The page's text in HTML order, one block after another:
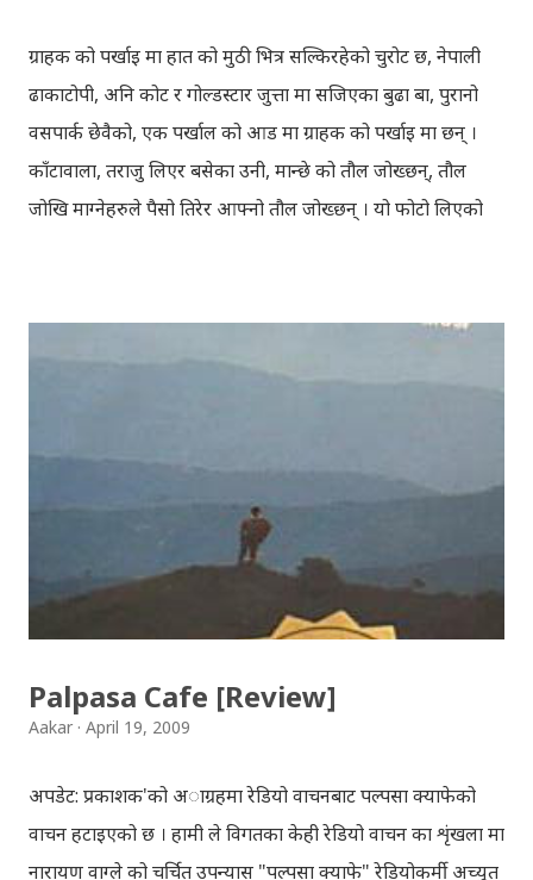
ग्राहक को पर्खाइ मा हात को मुठी भित्र सल्किरहेको चुरोट छ, नेपाली
ढाकाटोपी, अनि कोट र गोल्डस्टार जुत्ता मा सजिएका बुढा बा, पुरानो
वसपार्क छेवैको, एक पर्खाल को आड मा ग्राहक को पर्खाइ मा छन् ।
काँटावाला, तराजु लिएर बसेका उनी, मान्छे को तौल जोख्छन्, तौल
जोखि माग्नेहरुले पैसो तिरेर आफ्नो तौल जोख्छन् । यो फोटो लिएको
चुरोट तान्दै आफैँ मा हराइरहेका झैँ देखिन्थेँ । ढल्किँदो दिन त्रिपुरेश्वर मा
अवस्थित मन्दिर को फोटो खिच्दा, पश्चिम मा सूर्य डुब्न लागिसकेको
थियो । कोलाहाल को बिचमा उभिएको मन्दिर आफू मा चाँहि साह्रै शान्त
उद्देश्य ले यही मन्दिर मा एकछिन अडिएको थिँए । झोलुङ्गे पुल ललितपुर
बालकुमारी मा, मनोहरा खोला माथि रहेको झोलुंङ्गे पुल ! यो फोटो
खिच्दा, मौसम सफा थिएन, हल्का वर्षा भइरहेथ्यो । त्यसदिन केही
साथिहरु को साथ मा, नयाँ वानेश्वर, शंखमुल हुँदै यो झोलुङ्गे पुल तरेर,
Palpasa Cafe [Review]
Aakar April 19, 2009
अपडेट: प्रकाशक'को अाग्रहमा रेडियो वाचनबाट पल्पसा क्याफेको
वाचन हटाइएको छ । हामी ले विगतका केही रेडियो वाचन का शृंखला मा
नारायण वाग्ले को चर्चित उपन्यास "पल्पसा क्याफे" रेडियोकर्मी अच्युत